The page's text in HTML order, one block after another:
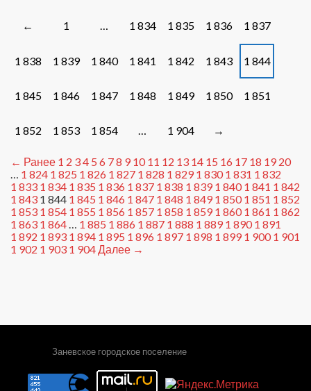
07.11.2016
Posts
navigation
← 1 … 1 834 1 835 1 836 1 837
1 838 1 839 1 840 1 841 1 842 1 843 1 844
1 845 1 846 1 847 1 848 1 849 1 850 1 851
1 852 1 853 1 854 … 1 904 →
← Ранее 1 2 34 5 6 78 9 10 11 12 13 14 15 16 17 18 19 20
… 1 824 1 825 1 826 1 827 1 828 1 829 1 830 1 831 1 832
1 833 1 834 1 835 1 836 1 837 1 838 1 839 1 840 1 841 1 842
1 843 1 844 1 845 1 846 1 847 1 848 1 849 1 850 1 851 1 852
1 853 1 854 1 855 1 856 1 857 1 858 1 859 1 860 1 861 1 862
1 863 1 864… 1 885 1 886 1 887 1 888 1 889 1 890 1 891
1 892 1 893 1 894 1 895 1 896 1 897 1 898 1 899 1 900 1 901
1 902 1 903 1 904Далее →
Заневское городское поселение